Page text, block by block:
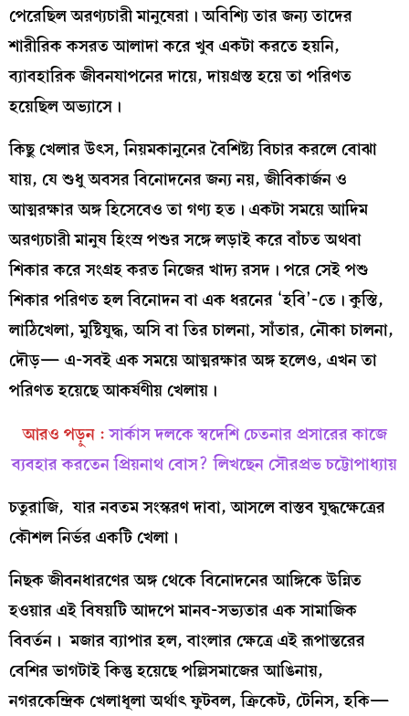
পেরেছিল অরণ্যচারী মানুষেরা। অবিশ্যি তার জন্য তাদের
শারীরিক কসরত আলাদা করে খুব একটা করতে হয়নি,
ব্যাবহারিক জীবনযাপনের দায়ে, দায়গ্রস্ত হয়ে তা পরিণত
হয়েছিল অভ্যাসে।
কিছু খেলার উৎস, নিয়মকানুনের বৈশিষ্ট্য বিচার করলে বোঝা
যায়, যে শুধু অবসর বিনোদনের জন্য নয়, জীবিকার্জন ও
আত্মরক্ষার অঙ্গ হিসেবেও তা গণ্য হত। একটা সময়ে আদিম
অরণ্যচারী মানুষ হিংস্র পশুর সঙ্গে লড়াই করে বাঁচত অথবা
শিকার করে সংগ্রহ করত নিজের খাদ্য রসদ। পরে সেই পশু
শিকার পরিণত হল বিনোদন বা এক ধরনের ‘হবি’-তে। কুস্তি,
লাঠিখেলা, মুষ্টিযুদ্ধ, অসি বা তির চালনা, সাঁতার, নৌকা চালনা,
দৌড়— এ-সবই এক সময়ে আত্মরক্ষার অঙ্গ হলেও, এখন তা
পরিণত হয়েছে আকর্ষণীয় খেলায়।
আরও পড়ুন :সার্কাস দলকে স্বদেশি চেতনার প্রসারের কাজে
ব্যবহার করতেন প্রিয়নাথ বোস? লিখছেন সৌরপ্রভ চট্টোপাধ্যায়
চতুরাজি, যার নবতম সংস্করণ দাবা, আসলে বাস্তব যুদ্ধক্ষেত্রের
কৌশল নির্ভর একটি খেলা।
নিছক জীবনধারণের অঙ্গ থেকে বিনোদনের আঙ্গিকে উন্নিত
হওয়ার এই বিষয়টি আদপে মানব-সভ্যতার এক সামাজিক
বিবর্তন। মজার ব্যাপার হল, বাংলার ক্ষেত্রে এই রূপান্তরের
বেশির ভাগটাই কিন্তু হয়েছে পল্লিসমাজের আঙিনায়,
নগরকেন্দ্রিক খেলাধূলা অর্থাৎ ফুটবল, ক্রিকেট, টেনিস, হকি—